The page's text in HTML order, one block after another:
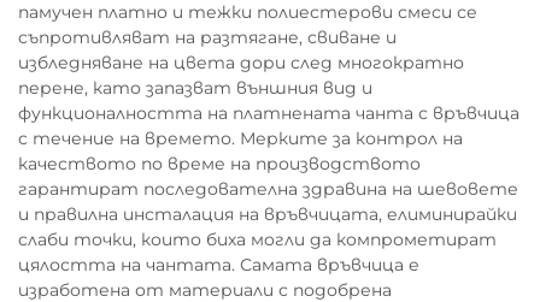
памучен платно и тежки полиестерови смеси се
съпротивляват на разтягане, свиване и
избледняване на цвета дори след многократно
перене, като запазват външния вид и
функционалността на платнената чанта с връвчица
с течение на времето. Мерките за контрол на
качеството по време на производството
гарантират последователна здравина на шевовете
и правилна инсталация на връвчицата, елиминирайки
слаби точки, които биха могли да компрометират
цялостта на чантата. Самата връвчица е
изработена от материали с подобрена